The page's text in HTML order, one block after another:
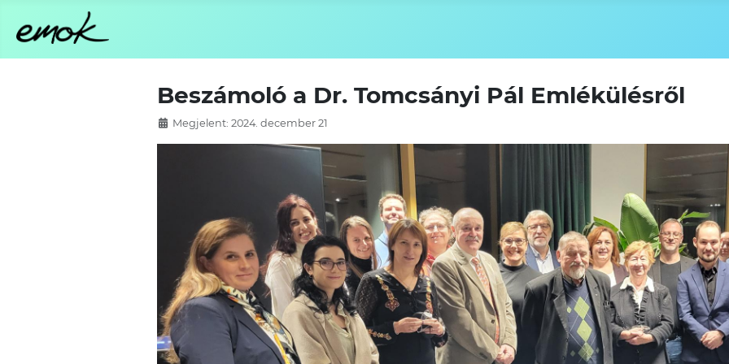
Beszámoló a Dr. Tomcsányi Pál Emlékülésről
Megjelent: 2024. december 21